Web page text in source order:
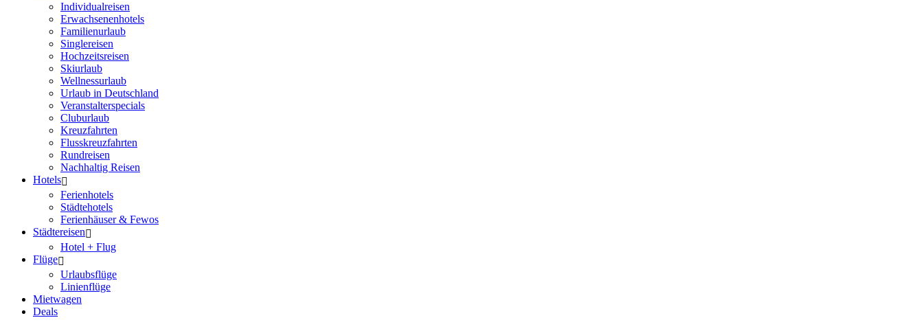
Individualreisen
Erwachsenenhotels
Familienurlaub
Singlereisen
Hochzeitsreisen
Skiurlaub
Wellnessurlaub
Urlaub in Deutschland
Veranstalterspecials
Cluburlaub
Kreuzfahrten
Flusskreuzfahrten
Rundreisen
Nachhaltig Reisen
Hotels
Ferienhotels
Städtehotels
Ferienhäuser & Fewos
Städtereisen
Hotel + Flug
Flüge
Urlaubsflüge
Linienflüge
Mietwagen
Deals